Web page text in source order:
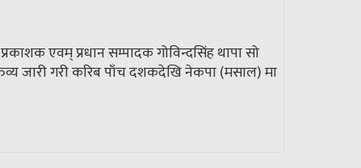
एवम् प्रधान सम्पादक गोविन्दसिंह थापा सो
जारी गरी करिब पाँच दशकदेखि नेकपा (मसाल) मा